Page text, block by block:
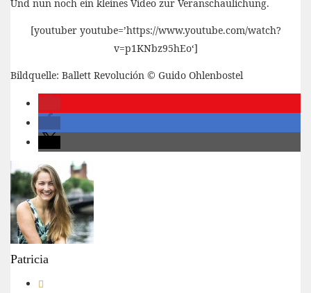
Und nun noch ein kleines Video zur Veranschaulichung.
[youtuber youtube=’https://www.youtube.com/watch?
v=p1KNbz95hEo‘]
Bildquelle: Ballett Revolución © Guido Ohlenbostel
Patricia